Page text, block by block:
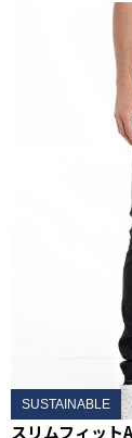
SUSTAINABLE
スリムフィッ